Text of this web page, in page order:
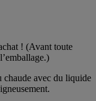
! (Avant toute
chaude avec du liquide